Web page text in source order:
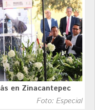
en Zinacantepec
Foto: Especial